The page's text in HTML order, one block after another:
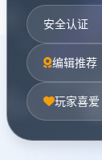
安全认证
编辑推荐
玩家喜爱